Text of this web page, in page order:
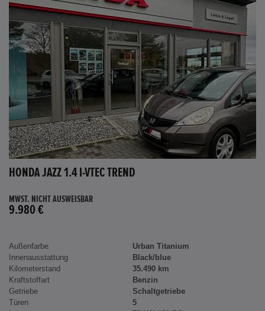
HONDA JAZZ 1.4 I-VTEC TREND
MWST. NICHT AUSWEISBAR
9.980 €
Außenfarbe
Urban Titanium
Innenausstattung
Black/blue
Kilometerstand
35.490 km
Kraftstoffart
Benzin
Getriebe
Schaltgetriebe
Türen
5